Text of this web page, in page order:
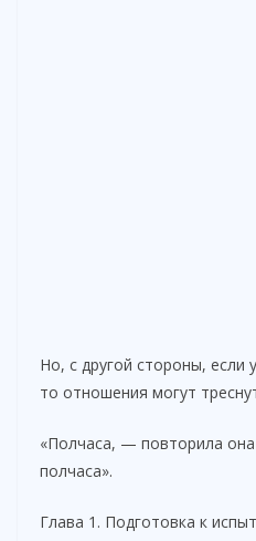
Но, с другой стороны, если
то отношения могут
«Полчаса, — повторила
полчаса».
Глава 1. Подготовка к